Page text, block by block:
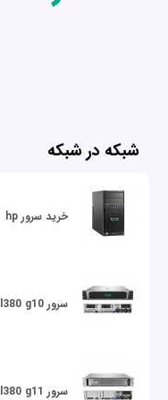
شبکه در شبکه
خرید سرور hp
سرور dl380 g10
سرور dl380 g11